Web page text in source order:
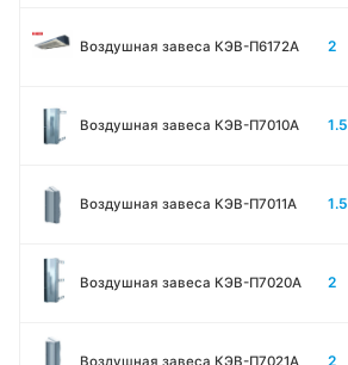
Воздушная завеса КЭВ-П6172А 2
Воздушная завеса КЭВ-П7010A 1.5
Воздушная завеса КЭВ-П7011A 1.5
Воздушная завеса КЭВ-П7020A 2
Воздушная завеса КЭВ-П7021A 2